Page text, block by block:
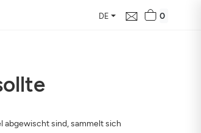
DE 0
abgewischt sind, sammelt sich